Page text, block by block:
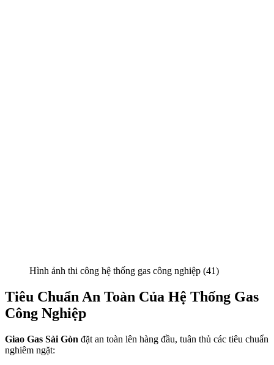
Hình ảnh thi công hệ thống gas công nghiệp (41)
Tiêu Chuẩn An Toàn Của Hệ Thống Gas
Công Nghiệp
Giao Gas Sài Gòn đặt an toàn lên hàng đầu, tuân thủ các tiêu chuẩn
nghiêm ngặt: